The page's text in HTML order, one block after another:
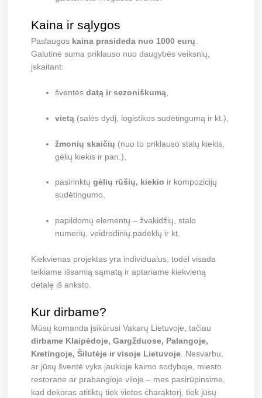
Kaina ir sąlygos
Paslaugos kaina prasideda nuo 1000 eurų
Galutinė suma priklauso nuo daugybės veiksnių,
įskaitant:
šventėsdatą ir sezoniškumą
vietą (salės dydį, logistikos sudėtingumą ir kt.),
žmonių skaičių (nuo to priklauso stalų kiekis,
gėlių kiekis ir pan.),
pasirinktųgėlių rūšių, kiekio ir kompozicijų
sudėtingumo,
papildomų elementų – žvakidžių, stalo
numerių, veidrodinių padėklų ir kt.
Kiekvienas projektas yra individualus, todėl visada
teikiame išsamią sąmatą ir aptariame kiekvieną
detalę iš anksto.
Kur dirbame?
Mūsų komanda įsikūrusi Vakarų Lietuvoje, tačiau
dirbame Klaipėdoje, Gargžduose, Palangoje,
Kretingoje, Šilutėje ir visoje Lietuvoje. Nesvarbu,
ar jūsų šventė vyks jaukioje kaimo sodyboje, miesto
restorane ar prabangioje viloje – mes pasirūpinsime,
kad dekoras atitiktų tiek vietos charakterį, tiek jūsų